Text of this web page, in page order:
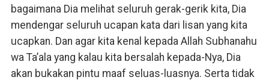
bagaimana Dia melihat seluruh gerak-gerik kita, Dia
mendengar seluruh ucapan kata dari lisan yang kita
ucapkan. Dan agar kita kenal kepada Allah Subhanahu
wa Ta’ala yang kalau kita bersalah kepada-Nya, Dia
akan bukakan pintu maaf seluas-luasnya. Serta tidak